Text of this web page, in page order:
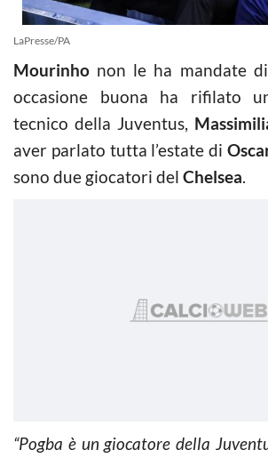
LaPresse/PA
Mourinho non le ha mandate
occasione buona ha rifilato
tecnico della Juventus,
aver parlato tutta l’estate di
sono due giocatori del Chelsea.
“Pogba è un giocatore della